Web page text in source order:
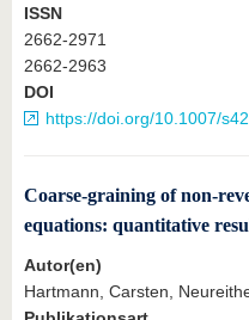
ISSN
2662-2971
2662-2963
DOI
https://doi.org/10.1007/
Coarse-graining of non-
equations: quantitative
Autor(en)
Hartmann, Carsten,